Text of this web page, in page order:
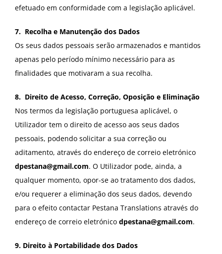
efetuado em conformidade com a legislação aplicável.
7. Recolha e Manutenção dos Dados
Os seus dados pessoais serão armazenados e mantidos
apenas pelo período mínimo necessário para as
finalidades que motivaram a sua recolha.
8. Direito de Acesso, Correção, Oposição e Eliminação
Nos termos da legislação portuguesa aplicável, o
Utilizador tem o direito de acesso aos seus dados
pessoais, podendo solicitar a sua correção ou
aditamento, através do endereço de correio eletrónico
dpestana@gmail.com. O Utilizador pode, ainda, a
qualquer momento, opor-se ao tratamento dos dados,
e/ou requerer a eliminação dos seus dados, devendo
para o efeito contactar Pestana Translations através do
endereço de correio eletrónico dpestana@gmail.com.
9. Direito à Portabilidade dos Dados